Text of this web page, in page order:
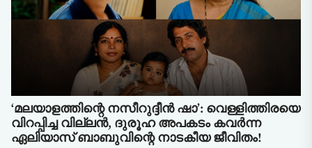
‘മലയാളത്തിന്റെ നസീറുദ്ദീൻ ഷാ’: വെള്ളിത്തിരയെ
വിറപ്പിച്ച വില്ലൻ, ദുരൂഹ അപകടം കവർന്ന
ഏലിയാസ് ബാബുവിന്റെ നാടകീയ ജീവിതം!